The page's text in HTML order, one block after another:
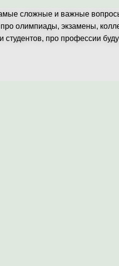
сложные и важные
олимпиады, экзамены,
про профессии